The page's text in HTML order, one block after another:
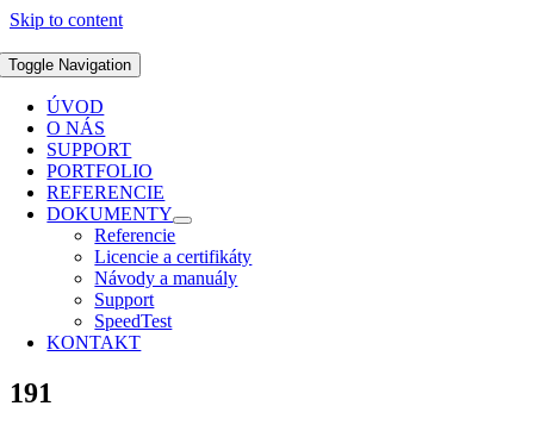
Skip to content
Toggle Navigation
ÚVOD
O NÁS
SUPPORT
PORTFOLIO
REFERENCIE
DOKUMENTY
Referencie
Licencie a certifikáty
Návody a manuály
Support
SpeedTest
KONTAKT
191